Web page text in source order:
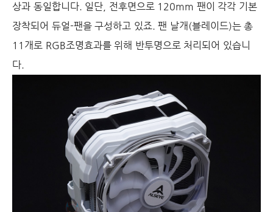
상과 동일합니다. 일단, 전후면으로 120mm 팬이 각각 기본
장착되어 듀얼-팬을 구성하고 있죠. 팬 날개(블레이드)는 총
11개로 RGB조명효과를 위해 반투명으로 처리되어 있습니
다.